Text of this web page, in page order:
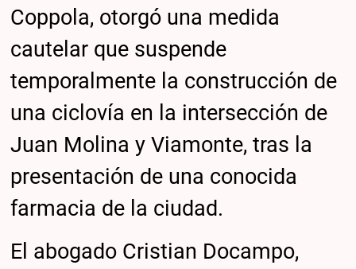
Coppola, otorgó una medida
cautelar que suspende
temporalmente la construcción de
una ciclovía en la intersección de
Juan Molina y Viamonte, tras la
presentación de una conocida
farmacia de la ciudad.
El abogado Cristian Docampo,